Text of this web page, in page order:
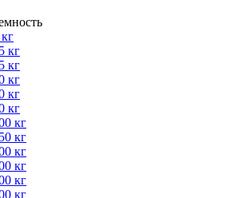
кг
кг
кг
кг
кг
кг
кг
кг
кг
кг
кг